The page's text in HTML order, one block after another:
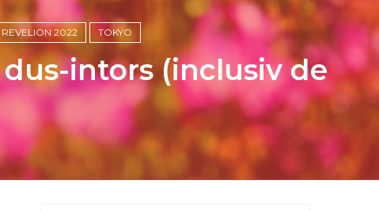
REVELION 2022 TOKYO
intors (inclusiv de